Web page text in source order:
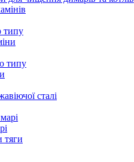
типу
типу
сталі
тяги